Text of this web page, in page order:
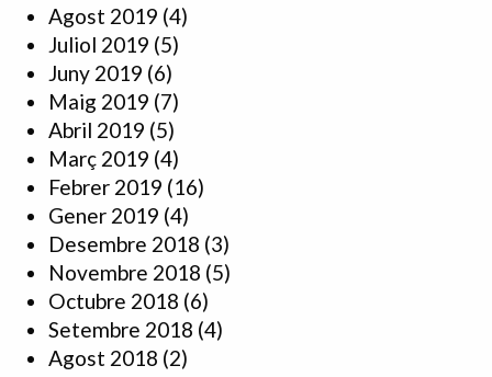
Agost 2019 (4)
Juliol 2019 (5)
Juny 2019 (6)
Maig 2019 (7)
Abril 2019 (5)
Març 2019 (4)
Febrer 2019 (16)
Gener 2019 (4)
Desembre 2018 (3)
Novembre 2018 (5)
Octubre 2018 (6)
Setembre 2018 (4)
Agost 2018 (2)